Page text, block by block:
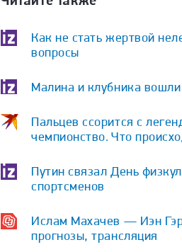
Как не стать жертвой
вопросы
Малина и клубника
Пальцев ссорится с
чемпионство. Что
Путин связал День
спортсменов
Ислам Махачев — Иэн
прогнозы, трансляция